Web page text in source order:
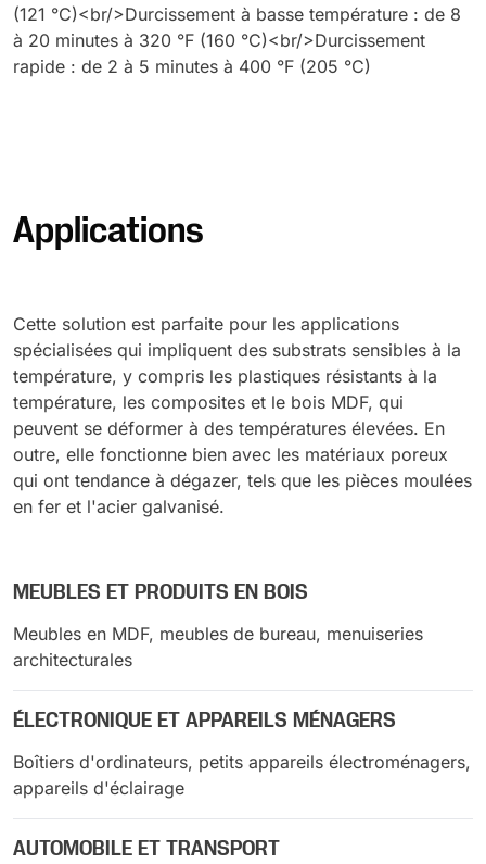
(121 °C)<br/>Durcissement à basse température : de 8
à 20 minutes à 320 °F (160 °C)<br/>Durcissement
rapide : de 2 à 5 minutes à 400 °F (205 °C)
Applications
Cette solution est parfaite pour les applications
spécialisées qui impliquent des substrats sensibles à la
température, y compris les plastiques résistants à la
température, les composites et le bois MDF, qui
peuvent se déformer à des températures élevées. En
outre, elle fonctionne bien avec les matériaux poreux
qui ont tendance à dégazer, tels que les pièces moulées
en fer et l'acier galvanisé.
MEUBLES ET PRODUITS EN BOIS
Meubles en MDF, meubles de bureau, menuiseries
architecturales
ÉLECTRONIQUE ET APPAREILS MÉNAGERS
Boîtiers d'ordinateurs, petits appareils électroménagers,
appareils d'éclairage
AUTOMOBILE ET TRANSPORT